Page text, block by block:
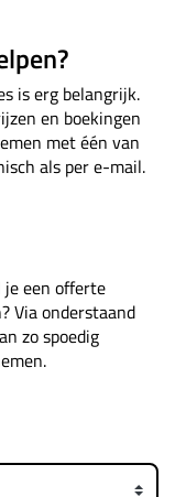
is erg belangrijk.
en boekingen
met één van
als per e-mail.
je een offerte
Via onderstaand
zo spoedig